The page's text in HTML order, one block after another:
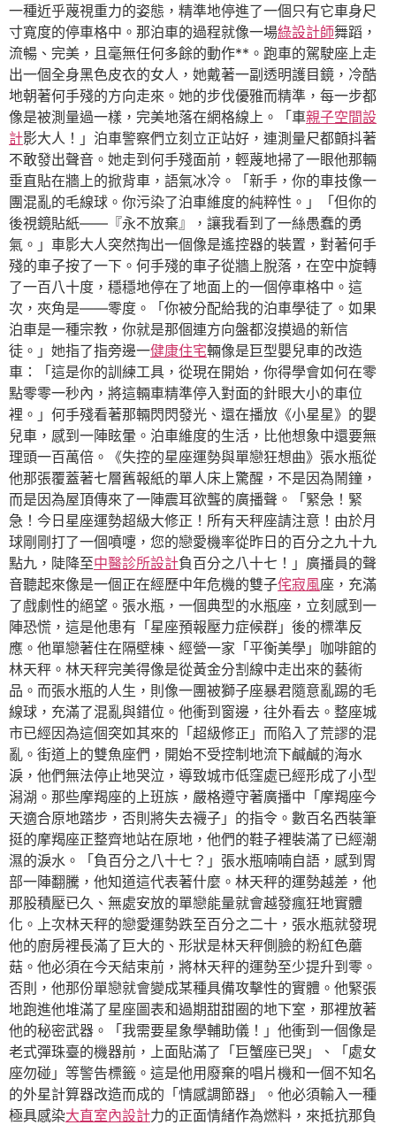
一種近乎蔑視重力的姿態，精準地停進了一個只有它車身尺
寸寬度的停車格中。那泊車的過程就像一場綠設計師舞蹈，
流暢、完美，且毫無任何多餘的動作**。跑車的駕駛座上走
出一個全身黑色皮衣的女人，她戴著一副透明護目鏡，冷酷
地朝著何手殘的方向走來。她的步伐優雅而精準，每一步都
像是被測量過一樣，完美地落在網格線上。「車親子空間設
計影大人！」泊車警察們立刻立正站好，連測量尺都顫抖著
不敢發出聲音。她走到何手殘面前，輕蔑地掃了一眼他那輛
垂直貼在牆上的掀背車，語氣冰冷。「新手，你的車技像一
團混亂的毛線球。你污染了泊車維度的純粹性。」「但你的
後視鏡貼紙——『永不放棄』，讓我看到了一絲愚蠢的勇
氣。」車影大人突然掏出一個像是遙控器的裝置，對著何手
殘的車子按了一下。何手殘的車子從牆上脫落，在空中旋轉
了一百八十度，穩穩地停在了地面上的一個停車格中。這
次，夾角是——零度。「你被分配給我的泊車學徒了。如果
泊車是一種宗教，你就是那個連方向盤都沒摸過的新信
徒。」她指了指旁邊一健康住宅輛像是巨型嬰兒車的改造
車：「這是你的訓練工具，從現在開始，你得學會如何在零
點零零一秒內，將這輛車精準停入對面的針眼大小的車位
裡。」何手殘看著那輛閃閃發光、還在播放《小星星》的嬰
兒車，感到一陣眩暈。泊車維度的生活，比他想象中還要無
理頭一百萬倍。《失控的星座運勢與單戀狂想曲》張水瓶從
他那張覆蓋著七層舊報紙的單人床上驚醒，不是因為鬧鐘，
而是因為屋頂傳來了一陣震耳欲聾的廣播聲。「緊急！緊
急！今日星座運勢超級大修正！所有天秤座請注意！由於月
球剛剛打了一個噴嚏，您的戀愛機率從昨日的百分之九十九
點九，陡降至中醫診所設計負百分之八十七！」廣播員的聲
音聽起來像是一個正在經歷中年危機的雙子侘寂風座，充滿
了戲劇性的絕望。張水瓶，一個典型的水瓶座，立刻感到一
陣恐慌，這是他患有「星座預報壓力症候群」後的標準反
應。他單戀著住在隔壁棟、經營一家「平衡美學」咖啡館的
林天秤。林天秤完美得像是從黃金分割線中走出來的藝術
品。而張水瓶的人生，則像一團被獅子座暴君隨意亂踢的毛
線球，充滿了混亂與錯位。他衝到窗邊，往外看去。整座城
市已經因為這個突如其來的「超級修正」而陷入了荒謬的混
亂。街道上的雙魚座們，開始不受控制地流下鹹鹹的海水
淚，他們無法停止地哭泣，導致城市低窪處已經形成了小型
潟湖。那些摩羯座的上班族，嚴格遵守著廣播中「摩羯座今
天適合原地踏步，否則將失去襪子」的指令。數百名西裝筆
挺的摩羯座正整齊地站在原地，他們的鞋子裡裝滿了已經潮
濕的淚水。「負百分之八十七？」張水瓶喃喃自語，感到胃
部一陣翻騰，他知道這代表著什麼。林天秤的運勢越差，他
那股積壓已久、無處安放的單戀能量就會越發瘋狂地實體
化。上次林天秤的戀愛運勢跌至百分之二十，張水瓶就發現
他的廚房裡長滿了巨大的、形狀是林天秤側臉的粉紅色蘑
菇。他必須在今天結束前，將林天秤的運勢至少提升到零。
否則，他那份單戀就會變成某種具備攻擊性的實體。他緊張
地跑進他堆滿了星座圖表和過期甜甜圈的地下室，那裡放著
他的秘密武器。「我需要星象學輔助儀！」他衝到一個像是
老式彈珠臺的機器前，上面貼滿了「巨蟹座已哭」、「處女
座勿碰」等警告標籤。這是他用廢棄的唱片機和一個不知名
的外星計算器改造而成的「情感調節器」。他必須輸入一種
極具感染大直室內設計力的正面情緒作為燃料，來抵抗那負